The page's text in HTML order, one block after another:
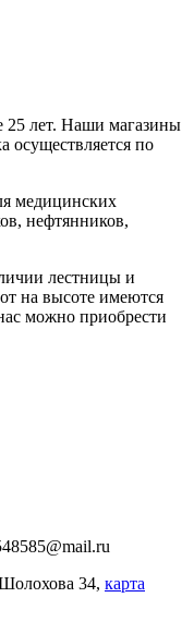
25 лет. Наши магазины
осуществляется по
медицинских
нефтянников,
лестницы и
на высоте имеются
можно приобрести
34, карта